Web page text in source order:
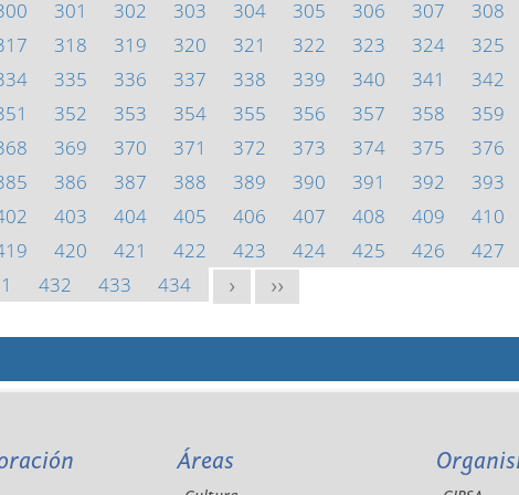
301 302 303 304 305 306 307 308
318 319 320 321 322 323 324 325
335 336 337 338 339 340 341 342
352 353 354 355 356 357 358 359
369 370 371 372 373 374 375 376
386 387 388 389 390 391 392 393
403 404 405 406 407 408 409 410
420 421 422 423 424 425 426 427
432 433 434 > >>
Áreas